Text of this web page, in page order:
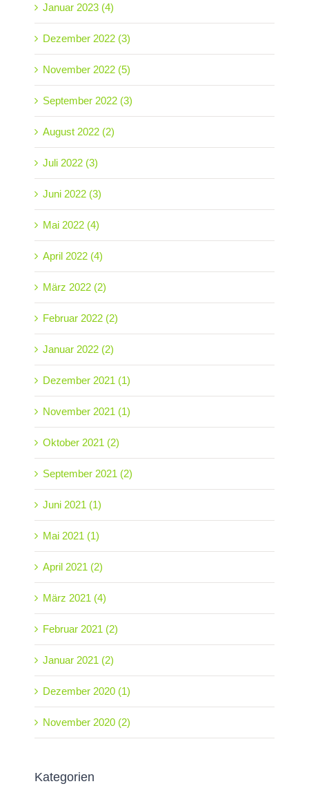
Januar 2023 (4)
Dezember 2022 (3)
November 2022 (5)
September 2022 (3)
August 2022 (2)
Juli 2022 (3)
Juni 2022 (3)
Mai 2022 (4)
April 2022 (4)
März 2022 (2)
Februar 2022 (2)
Januar 2022 (2)
Dezember 2021 (1)
November 2021 (1)
Oktober 2021 (2)
September 2021 (2)
Juni 2021 (1)
Mai 2021 (1)
April 2021 (2)
März 2021 (4)
Februar 2021 (2)
Januar 2021 (2)
Dezember 2020 (1)
November 2020 (2)
Kategorien